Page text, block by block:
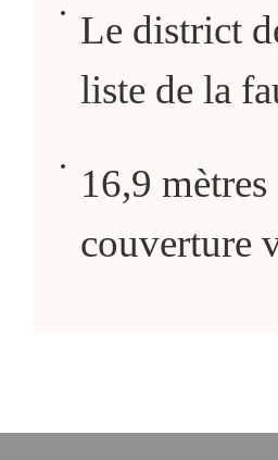
Le district
liste de la
16,9
couverture